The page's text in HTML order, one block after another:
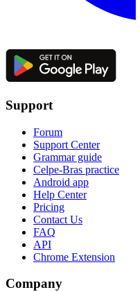
Support
Forum
Support Center
Grammar guide
Celpe-Bras practice
Android app
Help Center
Pricing
Contact Us
FAQ
API
Chrome Extension
Company